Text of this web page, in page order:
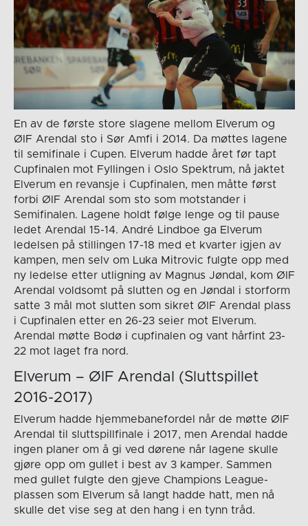
En av de første store slagene mellom Elverum og
ØIF Arendal sto i Sør Amfi i 2014. Da møttes lagene
til semifinale i Cupen. Elverum hadde året før tapt
Cupfinalen mot Fyllingen i Oslo Spektrum, nå jaktet
Elverum en revansje i Cupfinalen, men måtte først
forbi ØIF Arendal som sto som motstander i
Semifinalen. Lagene holdt følge lenge og til pause
ledet Arendal 15-14. André Lindboe ga Elverum
ledelsen på stillingen 17-18 med et kvarter igjen av
kampen, men selv om Luka Mitrovic fulgte opp med
ny ledelse etter utligning av Magnus Jøndal, kom ØIF
Arendal voldsomt på slutten og en Jøndal i storform
satte 3 mål mot slutten som sikret ØIF Arendal plass
i Cupfinalen etter en 26-23 seier mot Elverum.
Arendal møtte Bodø i cupfinalen og vant hårfint 23-
22 mot laget fra nord.
Elverum – ØIF Arendal (Sluttspillet
2016-2017)
Elverum hadde hjemmebanefordel når de møtte ØIF
Arendal til sluttspillfinale i 2017, men Arendal hadde
ingen planer om å gi ved dørene når lagene skulle
gjøre opp om gullet i best av 3 kamper. Sammen
med gullet fulgte den gjeve Champions League-
plassen som Elverum så langt hadde hatt, men nå
skulle det vise seg at den hang i en tynn tråd.